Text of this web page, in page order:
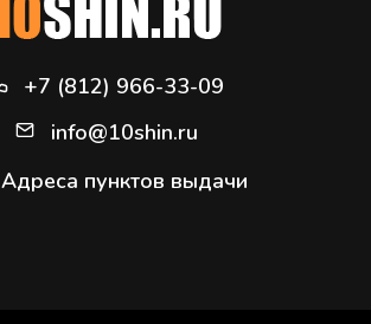
+7 (812) 966-33-09
info@10shin.ru
Адреса пунктов выдачи